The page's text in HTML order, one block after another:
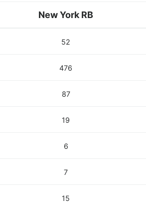
New York RB
52
476
87
19
6
7
15